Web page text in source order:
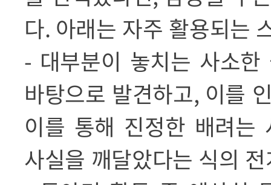
다. 아래는 자주 활용되는
- 대부분이 놓치는 사소
바탕으로 발견하고, 이를
이를 통해 진정한 배려는
사실을 깨달았다는 식의